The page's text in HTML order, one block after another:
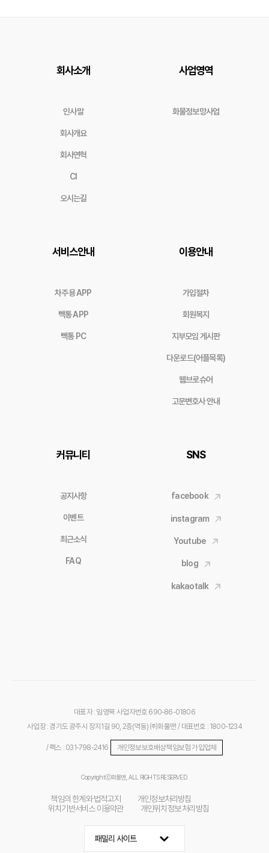
회사소개
인사말
회사개요
회사연혁
CI
오시는길
사업영역
화물정보망사업
서비스안내
차주용 APP
빽통 APP
빽통 PC
이용안내
가입절차
회원복지
지부모임 게시판
다운로드(어플목록)
웹브로슈어
고문변호사 안내
커뮤니티
공지사항
이벤트
최근소식
FAQ
SNS
facebook
instagram
Youtube
blog
kakaotalk
대표자 : 임영묵 사업자번호 690-86-01806
사업장 : 경기도 광주시 장지1길 90, 2층(역동) ㈜화물맨 / 대표번호 : 1800-1234
/ 팩스 : 031-798-2416 개인정보보호배상책임보험 가입업체
Copyrightⓒ화물맨, ALL RIGHTS RESERVED.
책임의 한계와 법적고지
개인정보처리방침
위치기반서비스 이용약관
개인위치정보 처리방침